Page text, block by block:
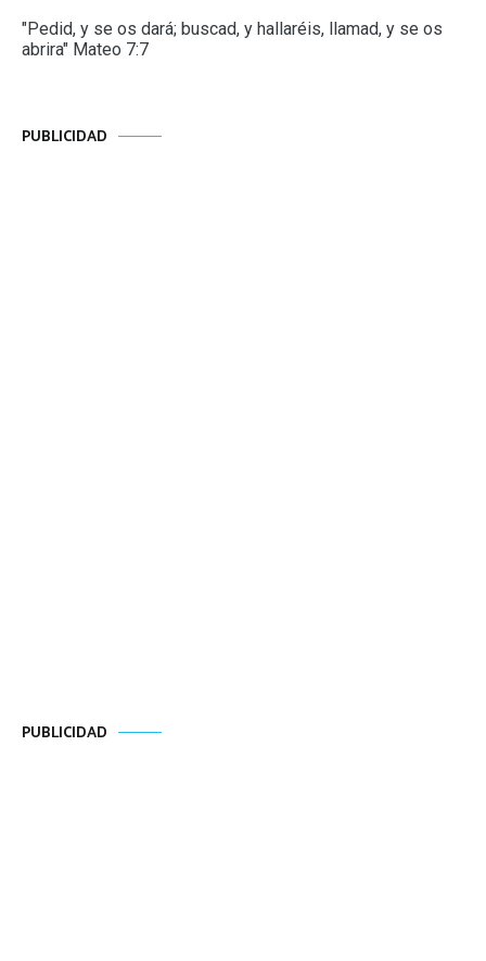
"Pedid, y se os dará; buscad, y hallaréis, llamad, y se os
abrira" Mateo 7:7
PUBLICIDAD
PUBLICIDAD